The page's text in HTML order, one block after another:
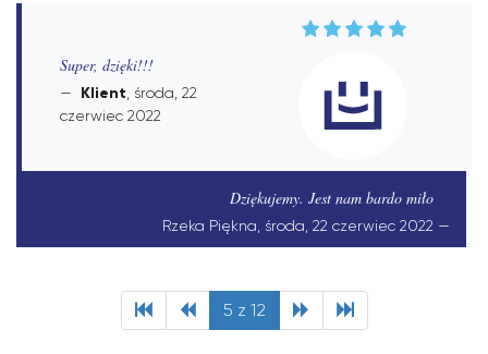
Super, dzięki!!!
Klient , środa, 22
czerwiec 2022
Dziękujemy. Jest nam bardo miło
Rzeka Piękna, środa, 22 czerwiec 2022
5 z 12